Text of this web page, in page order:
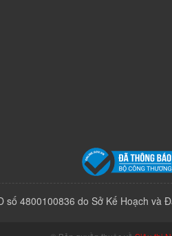
số 4800100836 do Sở Kế Hoạch và